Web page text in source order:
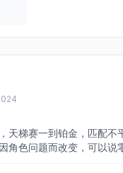
天梯赛一到铂金，匹配
角色问题而改变，可以